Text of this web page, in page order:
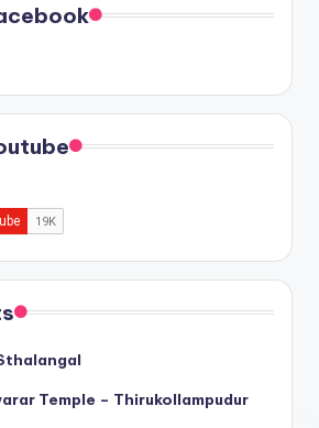
Temple – Thirukollampudur